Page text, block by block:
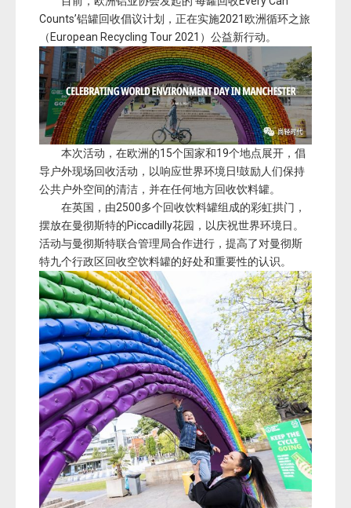
Counts’铝罐回收倡议计划，正在实施2021欧洲循环之旅
（European Recycling Tour 2021）公益新行动。
本次活动，在欧洲的15个国家和19个地点展开，倡
导户外现场回收活动，以响应世界环境日!鼓励人们保持
公共户外空间的清洁，并在任何地方回收饮料罐。
在英国，由2500多个回收饮料罐组成的彩虹拱门，
摆放在曼彻斯特的Piccadilly花园，以庆祝世界环境日。
活动与曼彻斯特联合管理局合作进行，提高了对曼彻斯
特九个行政区回收空饮料罐的好处和重要性的认识。